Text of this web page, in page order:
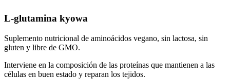
L-glutamina kyowa
Suplemento nutricional de aminoácidos vegano, sin lactosa, sin
gluten y libre de GMO.
Interviene en la composición de las proteínas que mantienen a las
células en buen estado y reparan los tejidos.